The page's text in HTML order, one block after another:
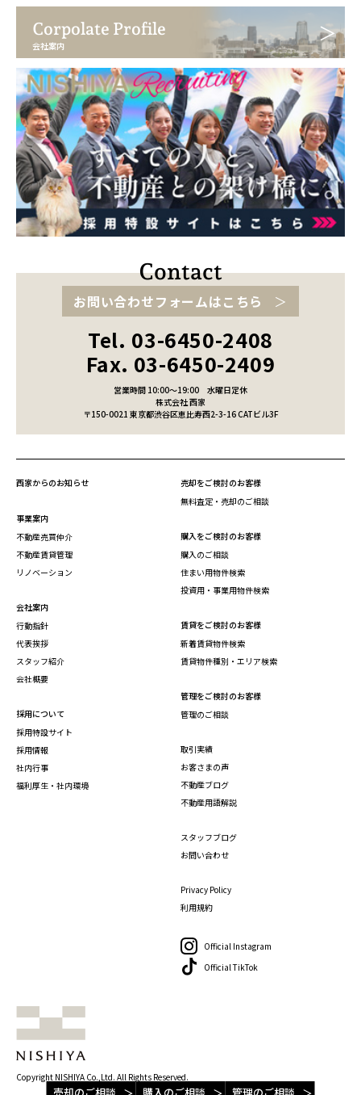
Corpolate Profile
会社案内
お問い合わせフォームはこちら
Tel. 03-6450-2408
Fax. 03-6450-2409
営業時間 10:00～19:00
水曜日定休
株式会社 西家
〒150-0021 東京都渋谷区恵比寿西2-3-16 CATビル3F
Copyright NISHIYA Co.,Ltd. All Rights Reserved.
西家からのお知らせ
事業案内
不動産売買仲介
不動産賃貸管理
リノベーション
会社案内
行動指針
代表挨拶
スタッフ紹介
会社概要
採用について
採用特設サイト
採用情報
社内行事
福利厚生・社内環境
売却をご検討のお客様
無料査定・売却のご相談
購入をご検討のお客様
購入のご相談
住まい用物件検索
投資用・事業用物件検索
賃貸をご検討のお客様
新着賃貸物件検索
賃貸物件種別・エリア検索
管理をご検討のお客様
管理のご相談
取引実績
お客さまの声
不動産ブログ
不動産用語解説
スタッフブログ
お問い合わせ
Privacy Policy
利用規約
Official Instagram
Official TikTok